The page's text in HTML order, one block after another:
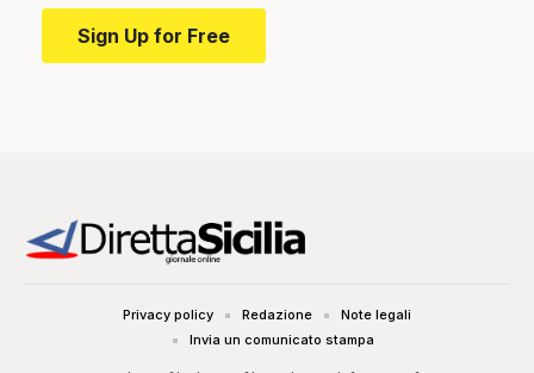
Sign Up for Free
Privacy policy Redazione
Note legali
Invia un comunicato stampa